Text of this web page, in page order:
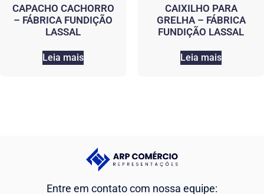
CAPACHO CACHORRO
– FÁBRICA FUNDIÇÃO
LASSAL
Leia mais
CAIXILHO PARA
GRELHA – FÁBRICA
FUNDIÇÃO LASSAL
Leia mais
Entre em contato com nossa equipe: